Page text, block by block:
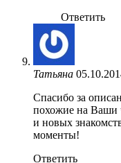
Ответить
Татьяна
Спасибо за
похожие на Ваши
и новых
моменты!
Ответить